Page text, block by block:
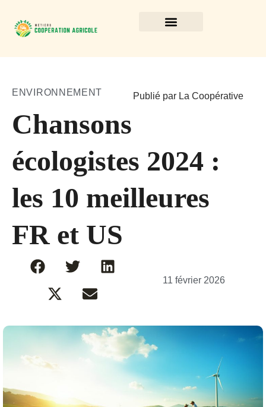
ENVIRONNEMENT Publié par La Coopérative
Chansons
écologistes 2024 :
les 10 meilleures
FR et US
11 février 2026